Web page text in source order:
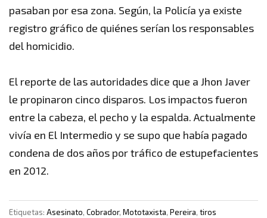
pasaban por esa zona. Según, la Policía ya existe
registro gráfico de quiénes serían los responsables
del homicidio.
El reporte de las autoridades dice que a Jhon Javer
le propinaron cinco disparos. Los impactos fueron
entre la cabeza, el pecho y la espalda. Actualmente
vivía en El Intermedio y se supo que había pagado
condena de dos años por tráfico de estupefacientes
en 2012.
Etiquetas: Asesinato, Cobrador, Mototaxista, Pereira, tiros